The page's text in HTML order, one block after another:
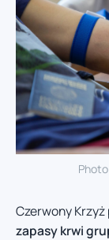
Czerwony
zapasy krwi